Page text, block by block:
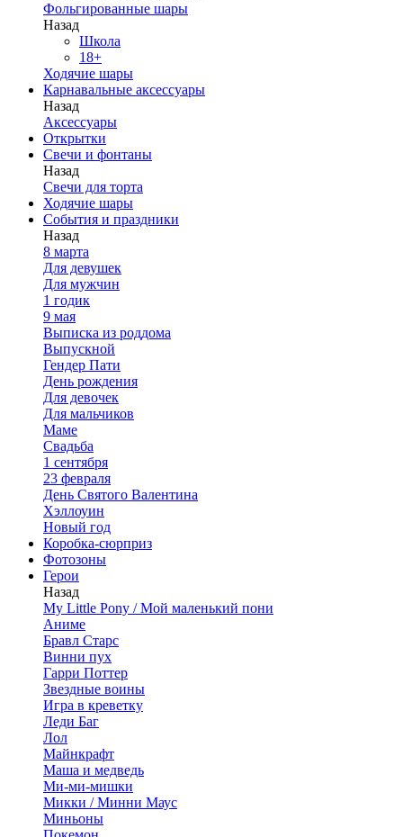
Фольгированные шары
Назад
Школа
18+
Ходячие шары
Карнавальные аксессуары
Назад
Аксессуары
Открытки
Свечи и фонтаны
Назад
Свечи для торта
Ходячие шары
События и праздники
Назад
8 марта
Для девушек
Для мужчин
1 годик
9 мая
Выписка из роддома
Выпускной
Гендер Пати
День рождения
Для девочек
Для мальчиков
Маме
Свадьба
1 сентября
23 февраля
День Святого Валентина
Хэллоуин
Новый год
Коробка-сюрприз
Фотозоны
Герои
Назад
My Little Pony / Мой маленький пони
Аниме
Бравл Старс
Винни пух
Гарри Поттер
Звездные воины
Игра в креветку
Леди Баг
Лол
Майнкрафт
Маша и медведь
Ми-ми-мишки
Микки / Минни Маус
Миньоны